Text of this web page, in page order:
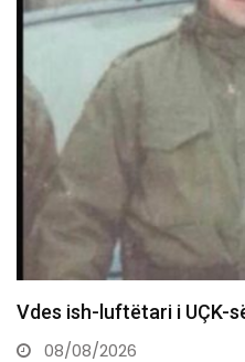
Vdes ish-luftëtari i UÇK-
08/08/2026